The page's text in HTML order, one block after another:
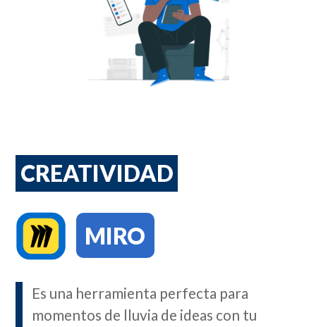
CREATIVIDAD
MIRO
Es una herramienta perfecta para
momentos de lluvia de ideas con tu